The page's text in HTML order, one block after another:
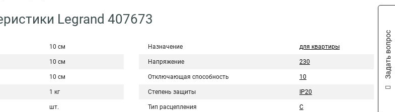
Legrand 407673
10 см
10 см
10 см
1 кг
шт.
Назначение для квартиры
Напряжение 230
Отключающая способность 10
Степень защиты IP20
Тип расцепления C
Задать вопрос